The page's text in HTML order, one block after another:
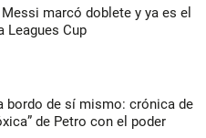
marcó doblete y ya es el
Leagues Cup
bordo de sí mismo: crónica de
de Petro con el poder